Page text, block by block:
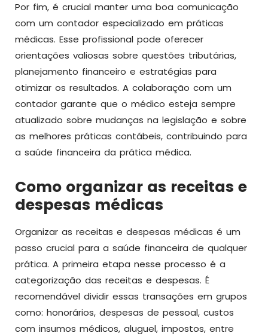
Por fim, é crucial manter uma boa comunicação
com um contador especializado em práticas
médicas. Esse profissional pode oferecer
orientações valiosas sobre questões tributárias,
planejamento financeiro e estratégias para
otimizar os resultados. A colaboração com um
contador garante que o médico esteja sempre
atualizado sobre mudanças na legislação e sobre
as melhores práticas contábeis, contribuindo para
a saúde financeira da prática médica.
Como organizar as receitas e
despesas médicas
Organizar as receitas e despesas médicas é um
passo crucial para a saúde financeira de qualquer
prática. A primeira etapa nesse processo é a
categorização das receitas e despesas. É
recomendável dividir essas transações em grupos
como: honorários, despesas de pessoal, custos
com insumos médicos, aluguel, impostos, entre